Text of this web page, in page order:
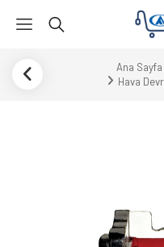
Ana Sayfa
Hava